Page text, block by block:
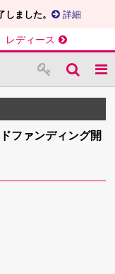
ました。 詳細
レディース
ファンディング開